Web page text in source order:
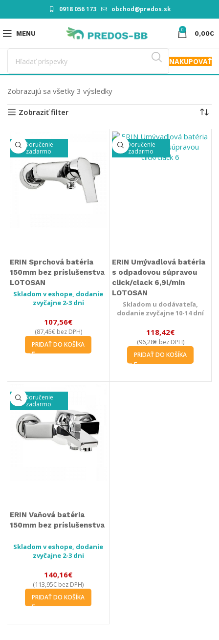
0918 056 173 obchod@predos.sk
MENU 0 0,00€
NAKUPOVAŤ
Zobrazujú sa všetky 3 výsledky
Zobraziť filter
Doručenie
zadarmo
ERIN Sprchová batéria
150mm bez príslušenstva
LOTOSAN
Skladom v eshope, dodanie
zvyčajne 2-3 dni
107,56€
(87,45€bez DPH)
PRIDAŤ DO KOŠÍKA
Doručenie
zadarmo
ERIN Umývadlová batéria
s odpadovou súpravou
click/clack 6,9l/min
LOTOSAN
Skladom u dodávateľa,
dodanie zvyčajne 10-14 dní
118,42€
(96,28€bez DPH)
PRIDAŤ DO KOŠÍKA
Doručenie
zadarmo
ERIN Vaňová batéria
150mm bez príslušenstva
Skladom v eshope, dodanie
zvyčajne 2-3 dni
140,16€
(113,95€ bez DPH)
PRIDAŤ DO KOŠÍKA